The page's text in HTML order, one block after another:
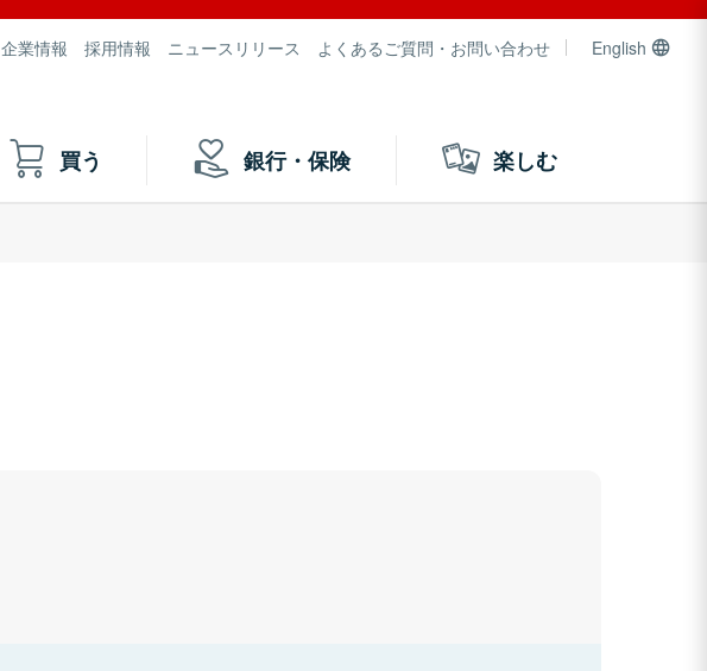
企業情報 採用情報 ニュースリリース よくあるご質問・お問い合わせ English
買う 銀行・保険 楽しむ